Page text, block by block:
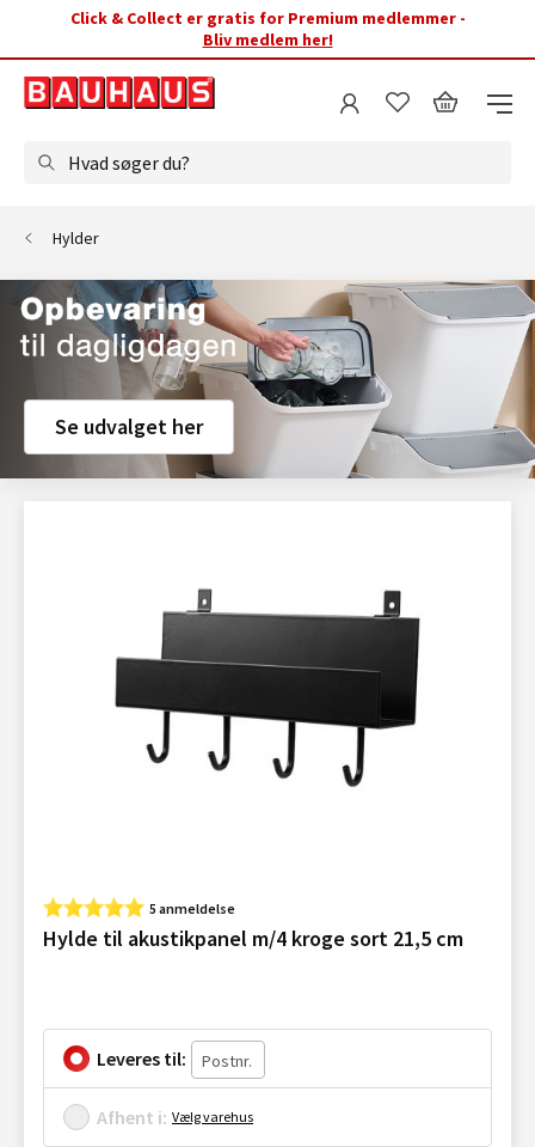
Click & Collect er gratis for Premium medlemmer -
Bliv medlem her!
Hvad søger du?
Hylder
Se udvalget her
5 anmeldelse
Hylde til akustikpanel m/4 kroge sort 21,5 cm
Leveres til:
Afhent i: Vælg varehus